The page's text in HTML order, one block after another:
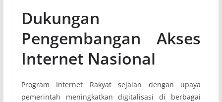
Dukungan
Pengembangan Akses
Internet Nasional
Program Internet Rakyat sejalan dengan upaya
pemerintah meningkatkan digitalisasi di berbagai